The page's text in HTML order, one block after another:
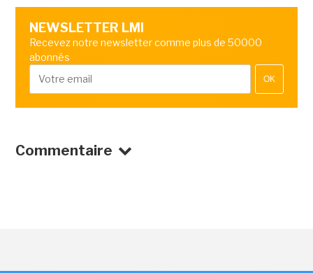
NEWSLETTER LMI
Recevez notre newsletter comme plus de 50000
abonnés
OK
Commentaire